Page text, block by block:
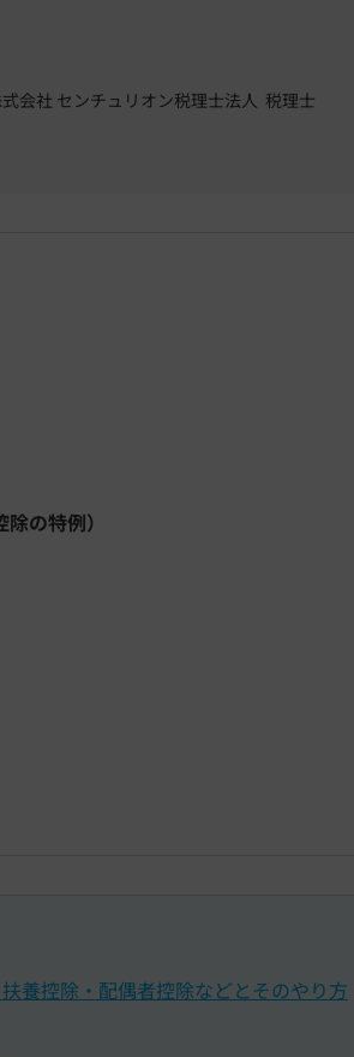
会社 センチュリオン税理士法人 税理士
の特例）
養控除・配偶者控除などとそのやり方